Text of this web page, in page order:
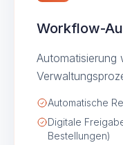
Workflow-
Automatisierung
Automatische
Digitale
Bestellungen)